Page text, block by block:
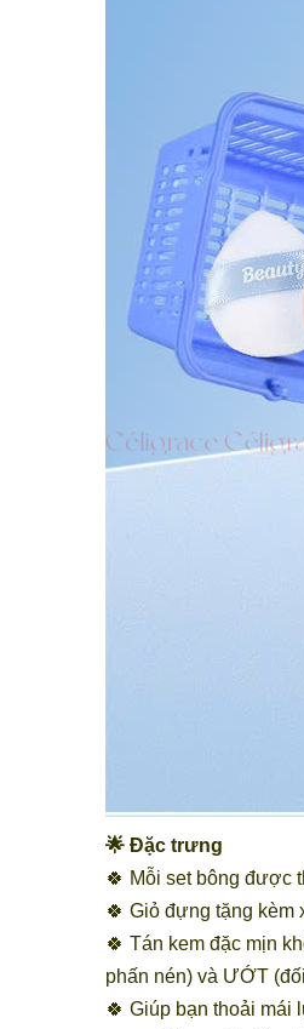
🌟 Đặc trưng
🍀 Mỗi set bông được
🍀 Giỏ đựng tặng kèm
🍀 Tán kem đặc mịn
phấn nén) và ƯỚT
🍀 Giúp bạn thoải mái